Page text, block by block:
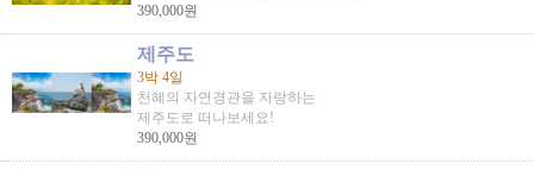
390,000원
제주도
3박 4일
천혜의 자연경관을 자랑하는
제주도로 떠나보세요!
390,000원